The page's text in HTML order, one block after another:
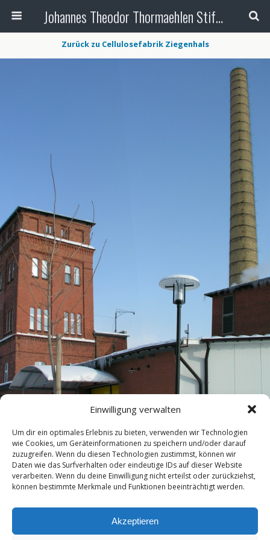
Einwilligung verwalten
Um dir ein optimales Erlebnis zu bieten, verwenden wir Technologien
wie Cookies, um Geräteinformationen zu speichern und/oder darauf
zuzugreifen. Wenn du diesen Technologien zustimmst, können wir
Daten wie das Surfverhalten oder eindeutige IDs auf dieser Website
verarbeiten. Wenn du deine Einwilligung nicht erteilst oder zurückziehst,
können bestimmte Merkmale und Funktionen beeinträchtigt werden.
Akzeptieren
Johannes Theodor Thormaehlen Stiftung
Zurück zu Cellulosefabrik Ziegenhals
nächste in Galerie »
Zum Seitenanfang